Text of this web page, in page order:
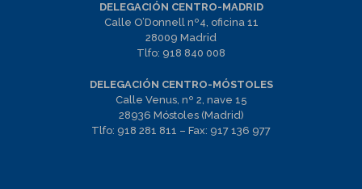
DELEGACIÓN CENTRO-MADRID
Calle O’Donnell nº4, oficina 11
28009 Madrid
Tlfo: 918 840 008
DELEGACIÓN CENTRO-MÓSTOLES
Calle Venus, nº 2, nave 15
28936 Móstoles (Madrid)
Tlfo: 918 281 811 – Fax: 917 136 977